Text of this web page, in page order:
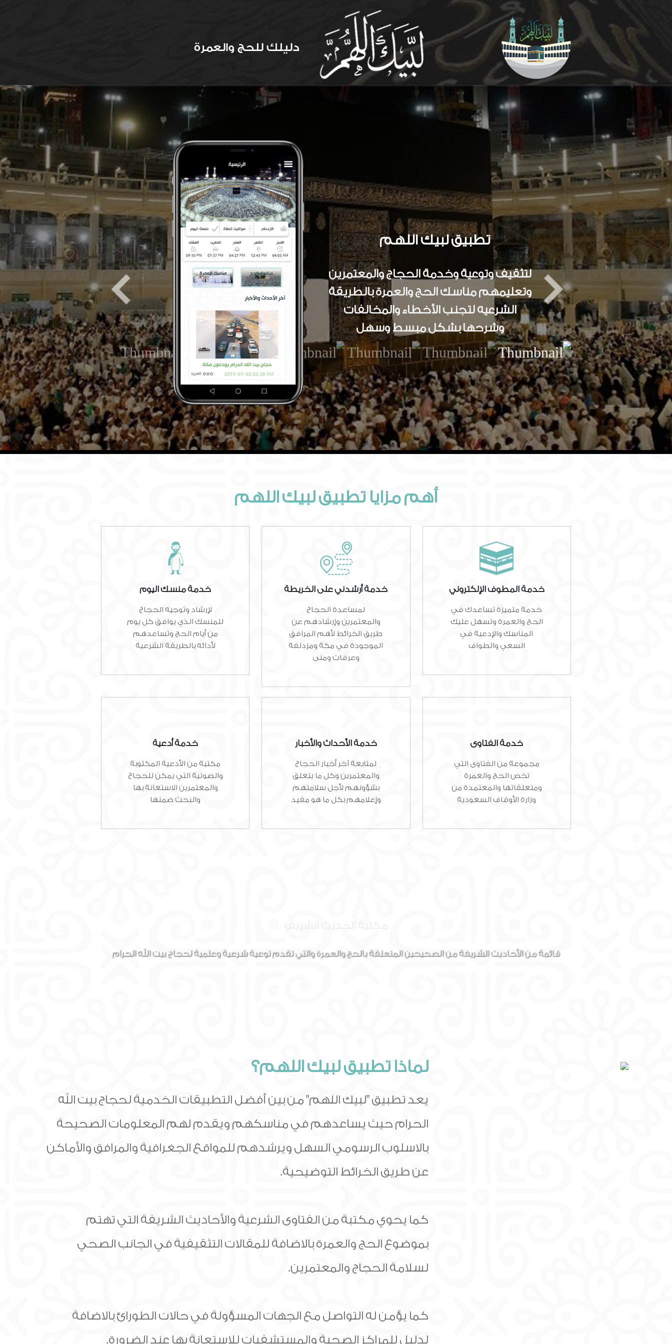
تطبيق لبيك اللهم
لتثقيف وتوعية وخدمة الحجاج والمعتمرين
وتعليمهم مناسك الحج والعمرة بالطريقة
الشرعيه لتجنب الأخطاء والمخالفات
وشرحها بشكل مبسط وسهل
أهم مزايا تطبيق لبيك اللهم
خدمة منسك اليوم
لإرشاد وتوجيه الحجاج
للمنسك الذي يوافق كل يوم
من أيام الحج وتساعدهم
لأدائه بالطريقة الشرعية
خدمة أرشدني على الخريطة
لمساعدة الحجاج
والمعتمرين وإرشادهم عن
طريق الخرائط لأهم المرافق
الموجودة في مكة ومزدلفة
وعرفات ومنى
خدمة المطوف الإلكتروني
خدمة متميزة تساعدك في
الحج والعمرة وتسهل عليك
المناسك والإدعية في
السعي والطواف
خدمة أدعية
مكتبة من الأدعية المكتوبة
والصوتية التي يمكن للحجاج
والمعتمرين الاستعانة بها
والبحث ضمنها
خدمة الأحداث والأخبار
لمتابعة آخر أخبار الحجاج
والمعتمرين وكل ما يتعلق
بشؤونهم لأجل سلامتهم
وإعلامهم بكل ما هو مفيد
خدمة الفتاوى
مجموعة من الفتاوى التي
تخص الحج والعمرة
ومتعلقاتها والمعتمدة من
وزارة الأوقاف السعودية
قائمة من الأحاديث الشريفة من الصحيحين المتعلقة بالحج والعمرة والتي تقدم توعية شرعية وعلمية لحجاج بيت الله الحرام
لماذا تطبيق لبيك اللهم؟
يعد تطبيق "لبيك اللهم" من بين أفضل التطبيقات الخدمية لحجاج بيت الله
الحرام حيث يساعدهم في مناسكهم ويقدم لهم المعلومات الصحيحة
بالاسلوب الرسومي السهل ويرشدهم للمواقع الجغرافية والمرافق والأماكن
عن طريق الخرائط التوضيحية.
كما يحوي مكتبة من الفتاوى الشرعية والأحاديث الشريفة التي تهتم
بموضوع الحج والعمرة بالاضافة للمقالات التثقيفية في الجانب الصحي
لسلامة الحجاج والمعتمرين.
كما يؤمن له التواصل مع الجهات المسؤولة في حالات الطورائ بالاضافة
لدليل للمراكز الصحية والمستشفيات للاستعانة بها عند الضرورة.